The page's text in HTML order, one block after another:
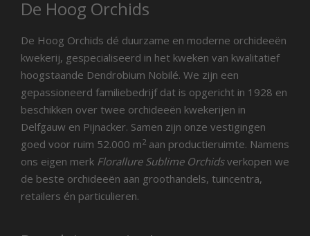
De Hoog Orchids
De Hoog Orchids dé duurzame en moderne orchideeën
kwekerij, gespecialiseerd in het kweken van kwalitatief
hoogstaande Dendrobium Nobilé. We zijn een
gepassioneerd familiebedrijf dat is opgericht in 1928 en
beschikken over twee orchideeën kwekerijen in
Delfgauw en Pijnacker. Samen zijn onze vestigingen
goed voor ruim 52.000 m 2 aan productieruimte. Namens
ons eigen merk Florallure Sublime Orchidsverkopen we
de beste orchideeën aan groothandels, tuincentra,
retailers én particulieren.